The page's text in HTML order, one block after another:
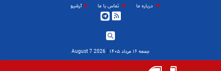
درباره ما تماس با ما آرشیو
جمعه ۱۶ مرداد ۱۴۰۵ |
2026 August 7